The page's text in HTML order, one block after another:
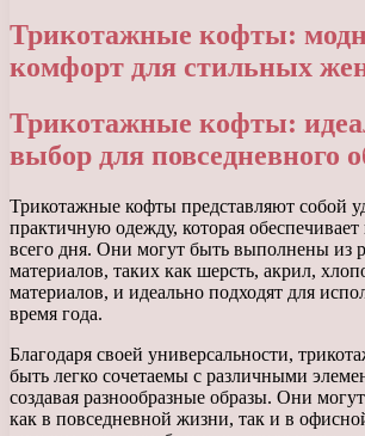
Трикотажные кофты:
комфорт для стильных
Трикотажные кофты:
выбор для повседневного
Трикотажные кофты представляют собой
практичную одежду, которая
всего дня. Они могут быть выполнены из
материалов, таких как шерсть, акрил,
материалов, и идеально подходят для
время года.
Благодаря своей универсальности,
быть легко сочетаемы с различными
создавая разнообразные образы. Они
как в повседневной жизни, так и в